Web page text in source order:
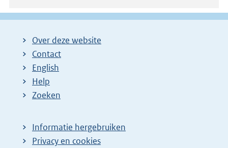
Over deze website
Contact
English
Help
Zoeken
Informatie hergebruiken
Privacy en cookies